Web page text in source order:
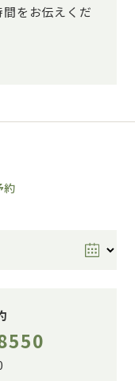
をお伝えくだ
約